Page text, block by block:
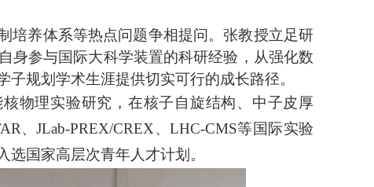
培养体系等热点问题争相提问。张教授立足研
身参与国际大科学装置的科研经验，从强化数
规划学术生涯提供切实可行的成长路径。
物理实验研究，在核子自旋结构、中子皮厚
、JLab-PREX/CREX、LHC-CMS等国际实验
国家高层次青年人才计划。